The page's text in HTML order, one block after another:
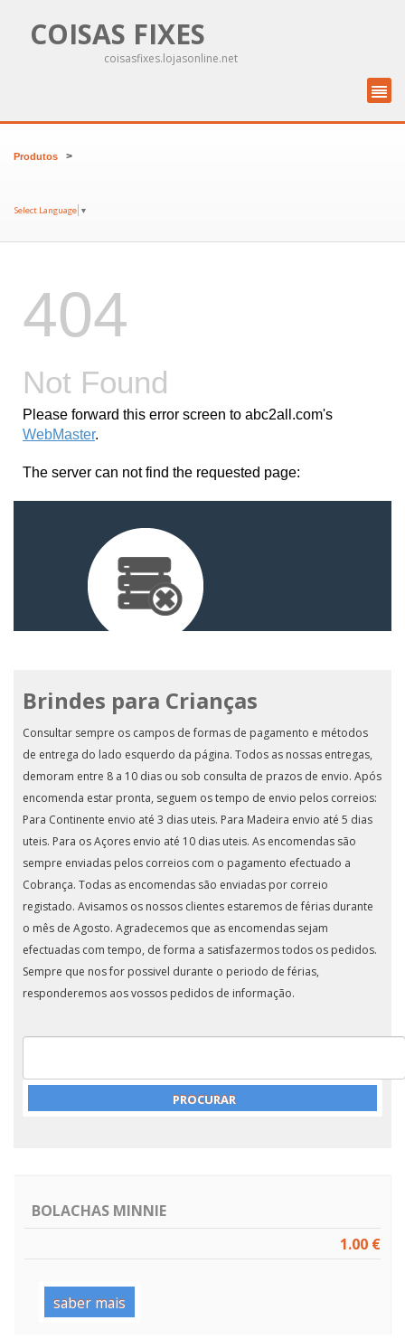
COISAS FIXES
coisasfixes.lojasonline.net
Produtos >
Select Language ▼
Brindes para Crianças
Consultar sempre os campos de formas de pagamento e métodos
de entrega do lado esquerdo da página. Todos as nossas entregas,
demoram entre 8 a 10 dias ou sob consulta de prazos de envio. Após
encomenda estar pronta, seguem os tempo de envio pelos correios:
Para Continente envio até 3 dias uteis. Para Madeira envio até 5 dias
uteis. Para os Açores envio até 10 dias uteis. As encomendas são
sempre enviadas pelos correios com o pagamento efectuado a
Cobrança. Todas as encomendas são enviadas por correio
registado. Avisamos os nossos clientes estaremos de férias durante
o mês de Agosto. Agradecemos que as encomendas sejam
efectuadas com tempo, de forma a satisfazermos todos os pedidos.
Sempre que nos for possivel durante o periodo de férias,
responderemos aos vossos pedidos de informação.
BOLACHAS MINNIE
1.00 €
saber mais